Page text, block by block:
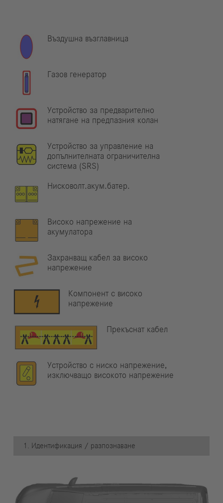
Въздушна възглавница
Газов генератор
Устройство за предварително
натягане на предпазния колан
Устройство за управление на
допълнителната ограничителна
система (SRS)
Нисковолт.акум.батер.
Високо напрежение на
акумулатора
Захранващ кабел за високо
напрежение
Компонент с високо
напрежение
Прекъснат кабел
Устройство с ниско напрежение,
изключващо високото напрежение
1. Идентификация / разпознаване